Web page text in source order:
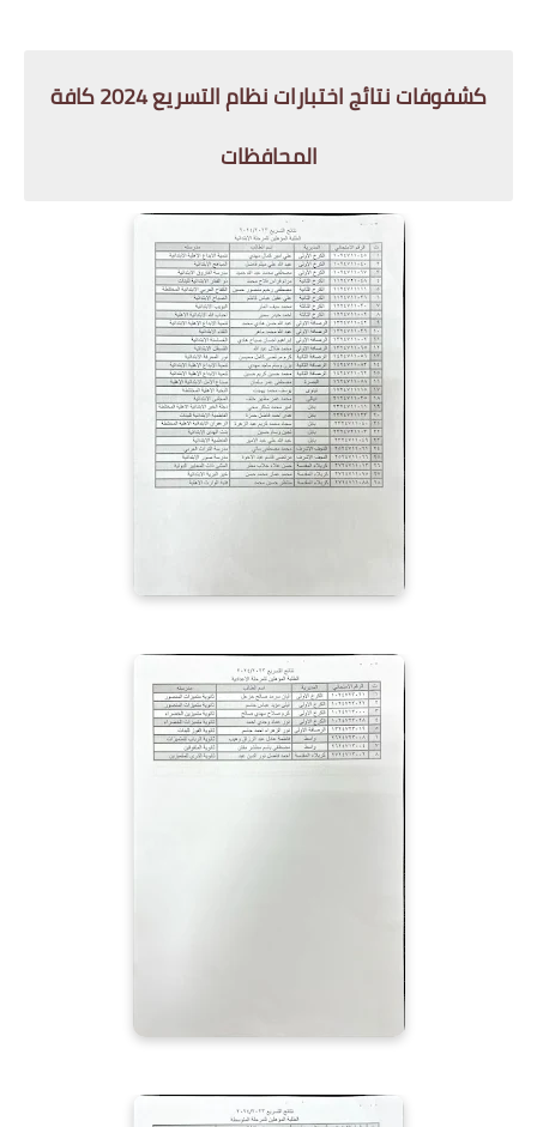
كشفوفات نتائج اختبارات نظام التسريع 2024 كافة
المحافظات